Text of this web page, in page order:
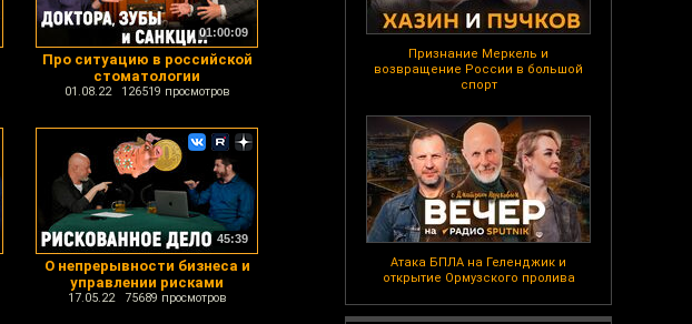
Признание Меркель и
возвращение России в большой
спорт
Атака БПЛА на Геленджик и
открытие Ормузского пролива
01:00:09
Про ситуацию в российской
стоматологии
01.08.22 126519 просмотров
45:39
О непрерывности бизнеса и
управлении рисками
17.05.22 75689 просмотров